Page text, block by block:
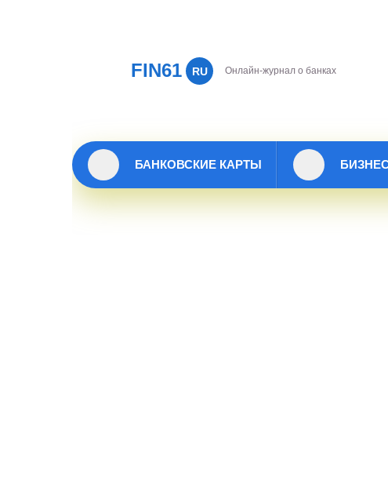
FIN61 RU Онлайн-журнал о банках
БАНКОВСКИЕ КАРТЫ